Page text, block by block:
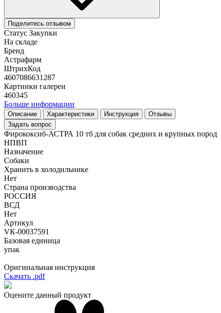
Поделитесь отзывом
Статус Закупки
На складе
Бренд
Астрафарм
ШтрихКод
4607086631287
Картинки галереи
460345
Больше информации
Описание Характеристики Инструкция
Отзывы
Задать вопрос
Фирококсиб-АСТРА 10 тб для собак средних и крупных пород
НПВП
Назначение
Собаки
Хранить в холодильнике
Нет
Страна производства
РОССИЯ
ВСД
Нет
Артикул
VК-00037591
Базовая единица
упак
Оригинальная инструкция
Скачать .pdf
Оцените данный продукт